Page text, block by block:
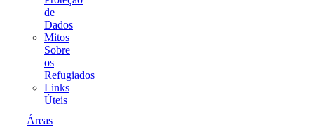
de
Dados
Mitos
Sobre
os
Refugiados
Links
Úteis
Áreas